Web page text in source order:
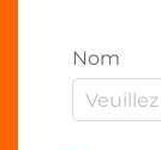
Nom